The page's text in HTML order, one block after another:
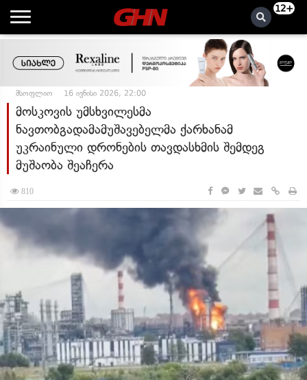
12+
მსოფლიო 16 ივნისი 2026, 22:00
მოსკოვის უმსხვილესმა
ნავთობგადამამუშავებელმა ქარხანამ
უკრაინული დრონების თავდასხმის შემდეგ
მუშაობა შეაჩერა
810